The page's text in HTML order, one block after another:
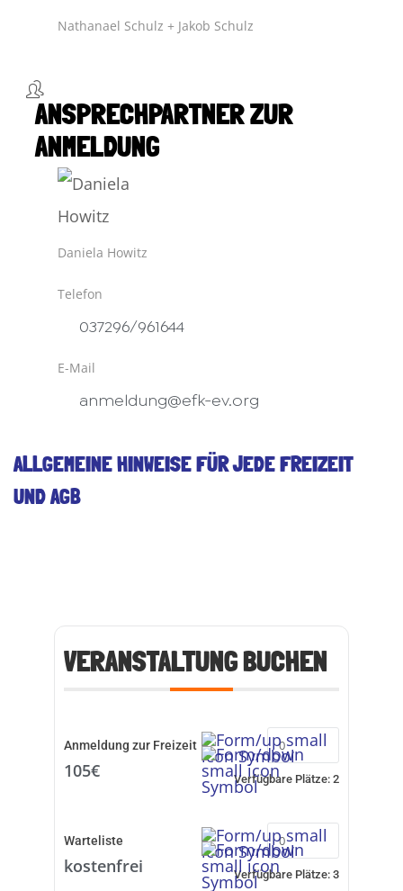
Nathanael Schulz + Jakob Schulz
ANSPRECHPARTNER ZUR
ANMELDUNG
Daniela Howitz
Telefon
037296/961644
E-Mail
anmeldung@efk-ev.org
ALLGEMEINE HINWEISE FÜR JEDE FREIZEIT
UND AGB
VERANSTALTUNG BUCHEN
Anmeldung zur Freizeit
105€ Verfügbare Plätze: 2
Warteliste
kostenfrei Verfügbare Plätze: 3